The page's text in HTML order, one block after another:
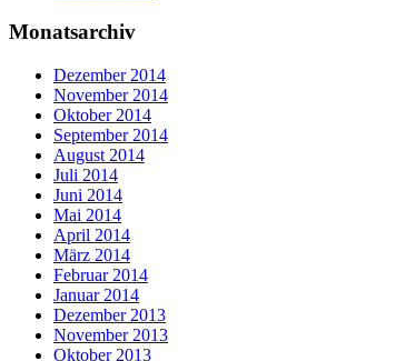
Monatsarchiv
Dezember 2014
November 2014
Oktober 2014
September 2014
August 2014
Juli 2014
Juni 2014
Mai 2014
April 2014
März 2014
Februar 2014
Januar 2014
Dezember 2013
November 2013
Oktober 2013